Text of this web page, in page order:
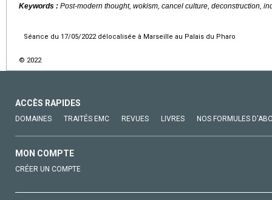
Keywords : Post-modern thought, wokism, cancel culture, deconstruction,
Séance du 17/05/2022 délocalisée à Marseille au Palais du Pharo
© 2022
ACCÈS RAPIDES
DOMAINES TRAITÉS EMC REVUES LIVRES NOS FORMULES
MON COMPTE
CRÉER UN COMPTE